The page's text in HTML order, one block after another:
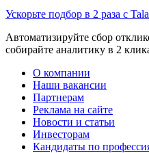
Ускорьте подбор в 2 раза с
Автоматизируйте сбор
собирайте аналитику в 2
О компании
Наши вакансии
Партнерам
Реклама на сайте
Новости и статьи
Инвесторам
Кандидаты по